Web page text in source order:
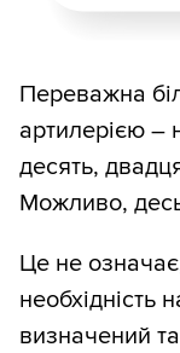
Переважна
артилерією –
десять,
Можливо, десь
Це не
необхідність
визначений